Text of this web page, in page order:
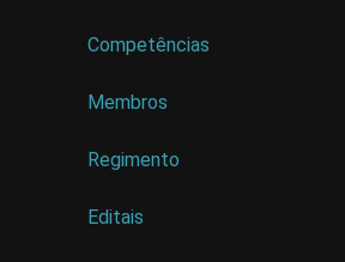
Competências
Membros
Regimento
Editais